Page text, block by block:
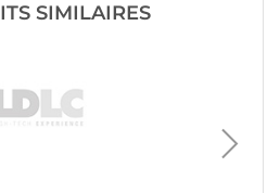
SIMILAIRES